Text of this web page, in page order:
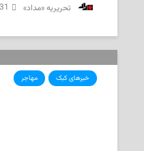
‌ تحریریه «مداد»
خبرهای کبک مهاجر